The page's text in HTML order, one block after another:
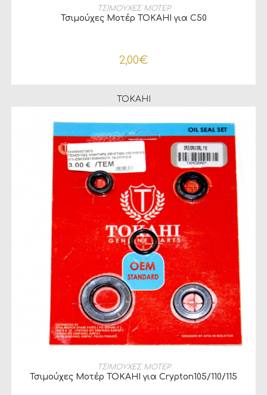
ΠΡΟΣΘΉΚΗ ΣΤΟ ΚΑΛΆΘΙ
ΤΣΙΜΟΥΧΕΣ ΜΟΤΕΡ
Τσιμούχες Μοτέρ TOKAHI για C50
2,00€
TOKAHI
ΠΡΟΣΘΉΚΗ ΣΤΟ ΚΑΛΆΘΙ
ΤΣΙΜΟΥΧΕΣ ΜΟΤΕΡ
Τσιμούχες Μοτέρ TOKAHI για Crypton105/110/115